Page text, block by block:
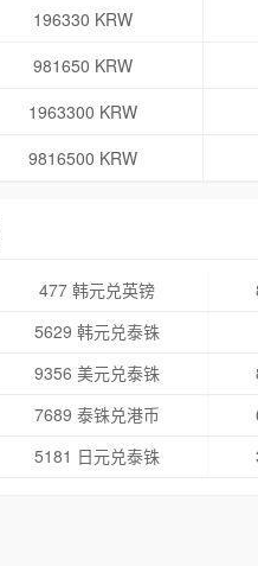
196330 KRW
981650 KRW
1963300 KRW
9816500 KRW
477 韩元兑英镑
5629 韩元兑泰铢
9356 美元兑泰铢
7689 泰铢兑港币
5181 日元兑泰铢